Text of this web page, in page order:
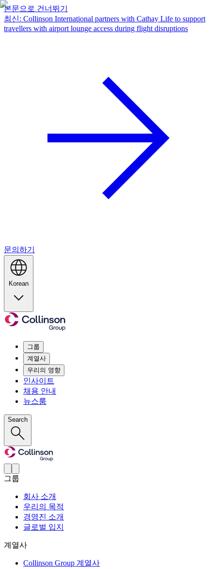
본문으로 건너뛰기
최신: Collinson International partners with Cathay Life to support
travellers with airport lounge access during flight disruptions
문의하기
Korean
그룹
계열사
우리의 영향
인사이트
채용 안내
뉴스룸
Search
그룹
회사 소개
우리의 목적
경영진 소개
글로벌 입지
계열사
Collinson Group 계열사